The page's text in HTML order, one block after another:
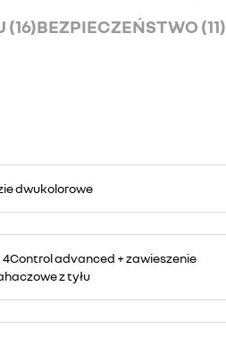
(16)BEZPIECZEŃSTWO (11)
dwukolorowe
advanced + zawieszenie
z tyłu